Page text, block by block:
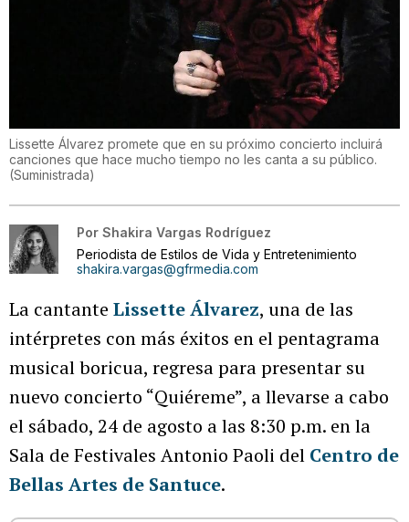
Lissette Álvarez promete que en su próximo concierto incluirá
canciones que hace mucho tiempo no les canta a su público.
(Suministrada)
Por Shakira Vargas Rodríguez
Periodista de Estilos de Vida y Entretenimiento
shakira.vargas@gfrmedia.com
La cantante Lissette Álvarez, una de las
intérpretes con más éxitos en el pentagrama
musical boricua, regresa para presentar su
nuevo concierto “Quiéreme”, a llevarse a cabo
el sábado, 24 de agosto a las 8:30 p.m. en la
Sala de Festivales Antonio Paoli del Centro de
Bellas Artes de Santuce.